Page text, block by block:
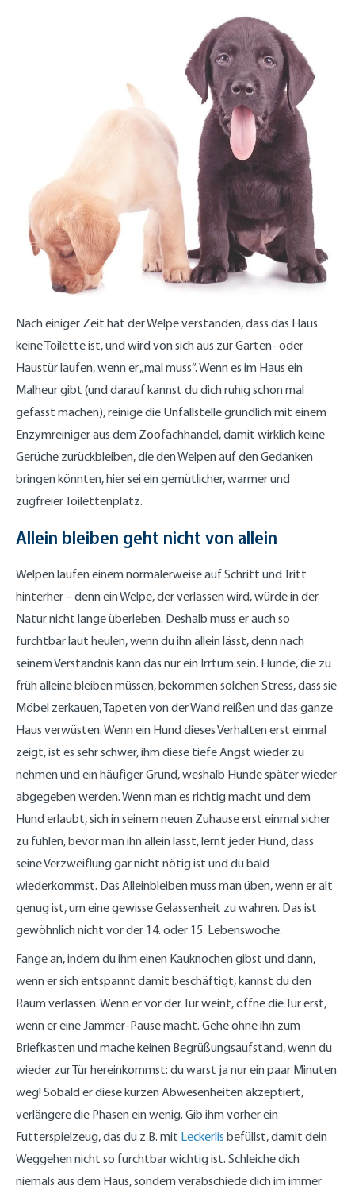
Nach einiger Zeit hat der Welpe verstanden, dass das Haus
keine Toilette ist, und wird von sich aus zur Garten- oder
Haustür laufen, wenn er „mal muss“. Wenn es im Haus ein
Malheur gibt (und darauf kannst du dich ruhig schon mal
gefasst machen), reinige die Unfallstelle gründlich mit einem
Enzymreiniger aus dem Zoofachhandel, damit wirklich keine
Gerüche zurückbleiben, die den Welpen auf den Gedanken
bringen könnten, hier sei ein gemütlicher, warmer und
zugfreier Toilettenplatz.
Allein bleiben geht nicht von allein
Welpen laufen einem normalerweise auf Schritt und Tritt
hinterher – denn ein Welpe, der verlassen wird, würde in der
Natur nicht lange überleben. Deshalb muss er auch so
furchtbar laut heulen, wenn du ihn allein lässt, denn nach
seinem Verständnis kann das nur ein Irrtum sein. Hunde, die zu
früh alleine bleiben müssen, bekommen solchen Stress, dass sie
Möbel zerkauen, Tapeten von der Wand reißen und das ganze
Haus verwüsten. Wenn ein Hund dieses Verhalten erst einmal
zeigt, ist es sehr schwer, ihm diese tiefe Angst wieder zu
nehmen und ein häufiger Grund, weshalb Hunde später wieder
abgegeben werden. Wenn man es richtig macht und dem
Hund erlaubt, sich in seinem neuen Zuhause erst einmal sicher
zu fühlen, bevor man ihn allein lässt, lernt jeder Hund, dass
seine Verzweiflung gar nicht nötig ist und du bald
wiederkommst. Das Alleinbleiben muss man üben, wenn er alt
genug ist, um eine gewisse Gelassenheit zu wahren. Das ist
gewöhnlich nicht vor der 14. oder 15. Lebenswoche.
Fange an, indem du ihm einen Kauknochen gibst und dann,
wenn er sich entspannt damit beschäftigt, kannst du den
Raum verlassen. Wenn er vor der Tür weint, öffne die Tür erst,
wenn er eine Jammer-Pause macht. Gehe ohne ihn zum
Briefkasten und mache keinen Begrüßungsaufstand, wenn du
wieder zur Tür hereinkommst: du warst ja nur ein paar Minuten
weg! Sobald er diese kurzen Abwesenheiten akzeptiert,
verlängere die Phasen ein wenig. Gib ihm vorher ein
Futterspielzeug, das du z.B. mit Leckerlis befüllst, damit dein
Weggehen nicht so furchtbar wichtig ist. Schleiche dich
niemals aus dem Haus, sondern verabschiede dich im immer